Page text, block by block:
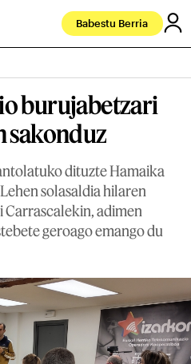
Babestu Berria
burujabetzari
sakonduz
dituzte Hamaika
solasaldia hilaren
Carrascalekin, adimen
geroago emango du